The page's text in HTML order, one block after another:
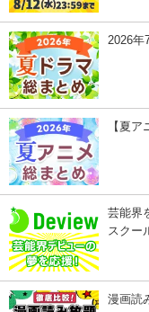
2026年
【夏
芸能界
スクー
漫画読